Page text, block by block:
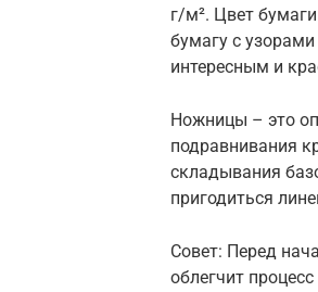
г/м². Цвет
бумагу с
интересным и
Ножницы – это
подравнивания
складывания
пригодиться
Совет: Перед
облегчит